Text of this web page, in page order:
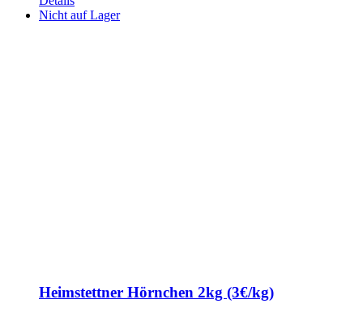
Nicht auf Lager
Heimstettner Hörnchen 2kg (3€/kg)